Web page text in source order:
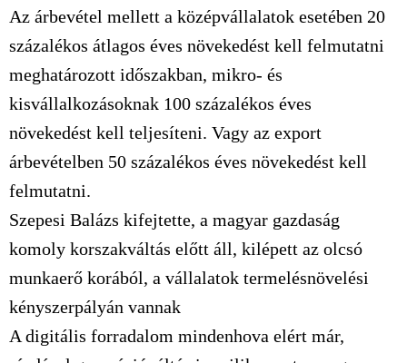
Az árbevétel mellett a középvállalatok esetében 20
százalékos átlagos éves növekedést kell felmutatni
meghatározott időszakban, mikro- és
kisvállalkozásoknak 100 százalékos éves
növekedést kell teljesíteni. Vagy az export
árbevételben 50 százalékos éves növekedést kell
felmutatni.
Szepesi Balázs kifejtette, a magyar gazdaság
komoly korszakváltás előtt áll, kilépett az olcsó
munkaerő korából, a vállalatok termelésnövelési
kényszerpályán vannak
A digitális forradalom mindenhova elért már,